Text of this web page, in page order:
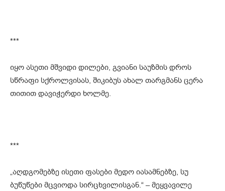
***
იყო ასეთი მშვიდი დილები, გვიანი საუზმის დროს
სწრაფი სქროლვისას, შიკიბუს ახალ თარგმანს ცერა
თითით დავიჭერდი ხოლმე.
***
„აღდგომებზე ისეთი ფასები მედო იასამნებზე, სუ
ბუწუწები მცვიოდა სირცხვილისგან.“ – მეყვავილე